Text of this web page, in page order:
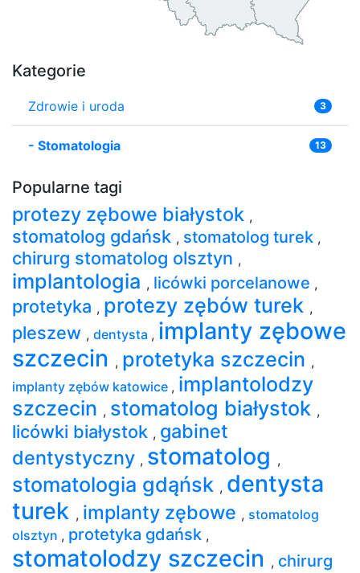
Kategorie
Zdrowie i uroda 3
- Stomatologia 13
Popularne tagi
protezy zębowe białystok ,
stomatolog gdańsk , stomatolog turek ,
chirurg stomatolog olsztyn ,
implantologia , licówki porcelanowe ,
protetyka , protezy zębów turek ,
pleszew , dentysta , implanty zębowe
szczecin , protetyka szczecin ,
implanty zębów katowice , implantolodzy
szczecin , stomatolog białystok ,
licówki białystok , gabinet
dentystyczny , stomatolog ,
stomatologia gdąńsk , dentysta
turek , implanty zębowe , stomatolog
olsztyn , protetyka gdańsk ,
stomatolodzy szczecin , chirurg